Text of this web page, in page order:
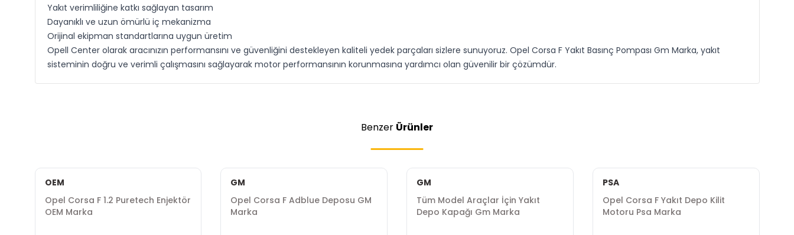
Yakıt verimliliğine katkı sağlayan tasarım
Dayanıklı ve uzun ömürlü iç mekanizma
Orijinal ekipman standartlarına uygun üretim
Opell Center olarak aracınızın performansını ve güvenliğini destekleyen kaliteli yedek parçaları sizlere sunuyoruz. Opel Corsa F Yakıt Basınç Pompası Gm Marka, yakıt
sisteminin doğru ve verimli çalışmasını sağlayarak motor performansının korunmasına yardımcı olan güvenilir bir çözümdür.
Benzer Ürünler
OEM
Opel Corsa F 1.2 Puretech Enjektör
OEM Marka
GM
Opel Corsa F Adblue Deposu GM
Marka
GM
Tüm Model Araçlar İçin Yakıt
Depo Kapağı Gm Marka
PSA
Opel Corsa F Yakıt Depo Kilit
Motoru Psa Marka